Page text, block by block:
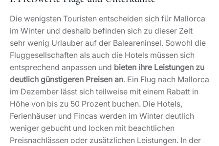
Die wenigsten Touristen entscheiden sich für Mallorca
im Winter und deshalb befinden sich zu dieser Zeit
sehr wenig Urlauber auf der Baleareninsel. Sowohl die
Fluggesellschaften als auch die Hotels müssen sich
entsprechend anpassen und bieten ihre Leistungen zu
deutlich günstigeren Preisen an. Ein Flug nach Mallorca
im Dezember lässt sich teilweise mit einem Rabatt in
Höhe von bis zu 50 Prozent buchen. Die Hotels,
Ferienhäuser und Fincas werden im Winter deutlich
weniger gebucht und locken mit beachtlichen
Preisnachlässen oder zusätzlichen Leistungen. In der